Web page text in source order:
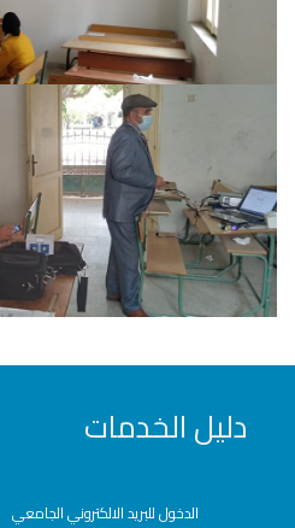
دليل الخدمات
الدخول للبريد الالكتروني الجامعي